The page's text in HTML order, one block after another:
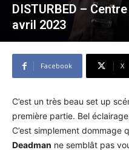
DISTURBED –
avril 2023
Facebook X
C’est un très beau set up
première partie. Bel
C’est simplement dommage
Deadman ne semblât pas